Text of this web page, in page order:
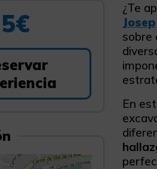
5€
¿Te
Josep
sobre
En